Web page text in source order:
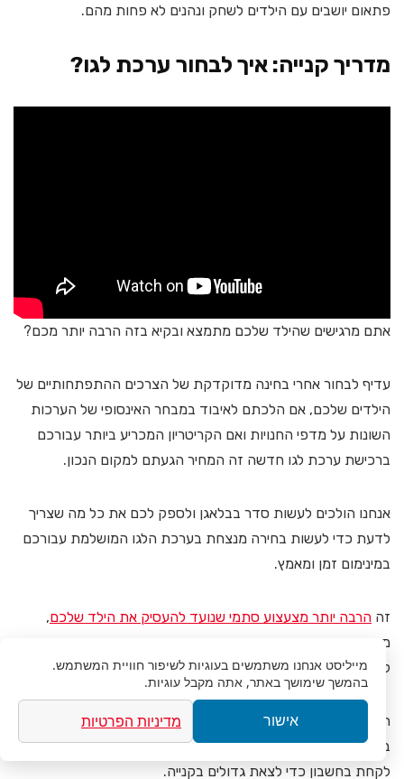
פתאום יושבים עם הילדים לשחק ונהנים לא פחות מהם.
מדריך קנייה: איך לבחור ערכת לגו?
אתם מרגישים שהילד שלכם מתמצא ובקיא בזה הרבה יותר מכם?
עדיף לבחור אחרי בחינה מדוקדקת של הצרכים ההתפתחותיים של
הילדים שלכם, אם הלכתם לאיבוד במבחר האינסופי של הערכות
השונות על מדפי החנויות ואם הקריטריון המכריע ביותר עבורכם
ברכישת ערכת לגו חדשה זה המחיר הגעתם למקום הנכון.
אנחנו הולכים לעשות סדר בבלאגן ולספק לכם את כל מה שצריך
לדעת כדי לעשות בחירה מנצחת בערכת הלגו המושלמת עבורכם
במינימום זמן ומאמץ.
זה הרבה יותר מצעצוע סתמי שנועד להעסיק את הילד שלכם,
מדובר במשחק חינוכי חשוב שמפתח את היצירתיות והדמיון ומעניק
לילד שלכם כישורים חשובים רבים שהוא יזדקק להם בהמשך חייו.
חשוב שתשקיעו תשומת לב ומחשבה לבחירת הסט הנכון והמועיל
ביותר לילד שלכם. אז בואו נלמד כמה שיקולים ומאפיינים שצריך
לקחת בחשבון כדי לצאת גדולים בקנייה.
מייליסט אנחנו משתמשים בעוגיות לשיפור חוויית המשתמש.
בהמשך שימושך באתר, אתה מקבל עוגיות.
אישור מדיניות הפרטיות